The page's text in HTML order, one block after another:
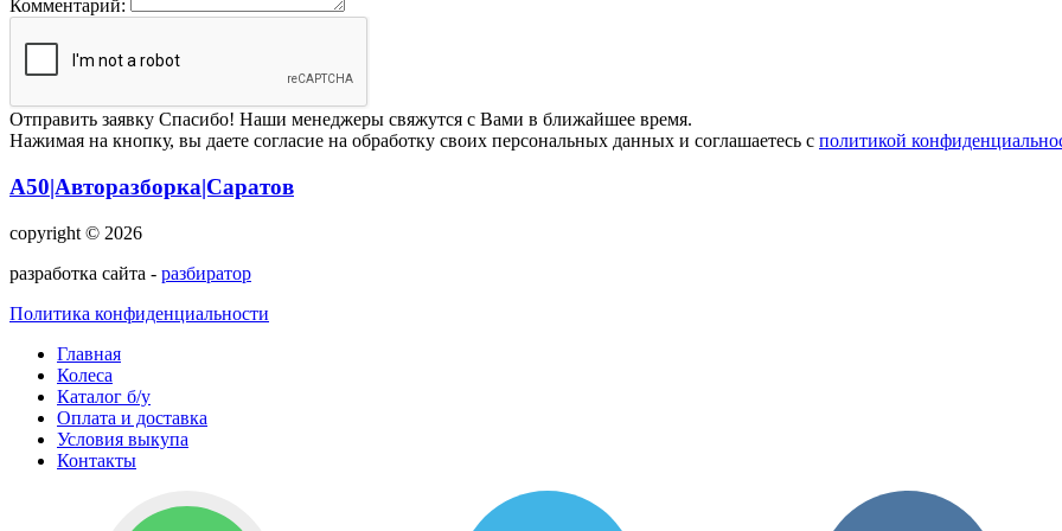
Комментарий:
Отправить заявку Спасибо! Наши менеджеры свяжутся с Вами в ближайшее время.
Нажимая на кнопку, вы даете согласие на обработку своих персональных данных и соглашаетесь с политикой
А50|Авторазборка|Саратов
copyright © 2026
разработка сайта - разбиратор
Политика конфиденциальности
Главная
Колеса
Каталог б/у
Оплата и доставка
Условия выкупа
Контакты